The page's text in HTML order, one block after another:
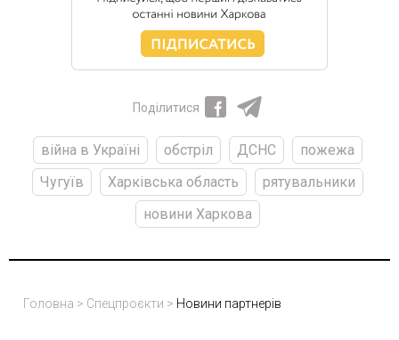
Поділитися
війна в Україні обстріл ДСНС
пожежа
Чугуїв
Харківська область
рятувальники
новини Харкова
Головна > Спецпроєкти > Новини партнерів